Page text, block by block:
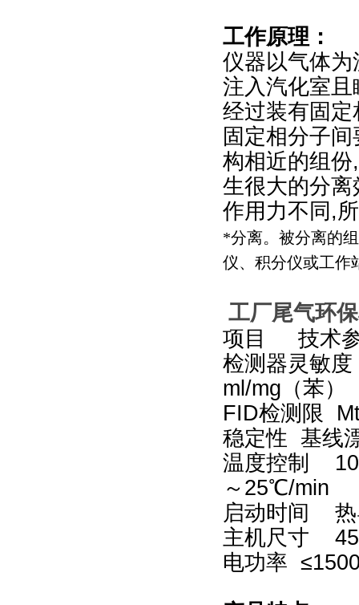
工作原理：
仪器以气体
注入汽化室
经过装有固
固定相分子
构相近的组
生很大的分
作用力不同,
*分离。被分离的
仪、积分仪或工作
工厂尾气环
项目 技术
检测器灵敏
ml/mg（苯）
FID检测限
稳定性 基线
温度控制
～25℃/min
启动时间 热
主机尺寸
电功率